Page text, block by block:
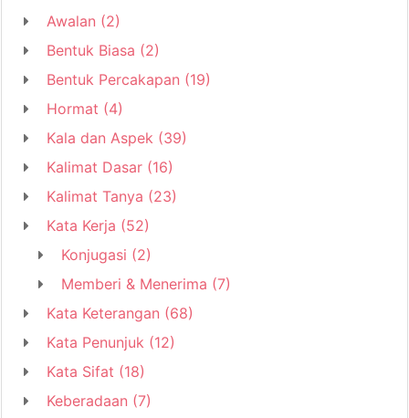
Awalan (2)
Bentuk Biasa (2)
Bentuk Percakapan (19)
Hormat (4)
Kala dan Aspek (39)
Kalimat Dasar (16)
Kalimat Tanya (23)
Kata Kerja (52)
Konjugasi (2)
Memberi & Menerima (7)
Kata Keterangan (68)
Kata Penunjuk (12)
Kata Sifat (18)
Keberadaan (7)